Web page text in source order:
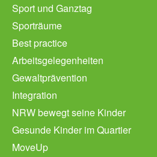
Sport und Ganztag
Sporträume
Best practice
Arbeitsgelegenheiten
Gewaltprävention
Integration
NRW bewegt seine Kinder
Gesunde Kinder im Quartier
MoveUp